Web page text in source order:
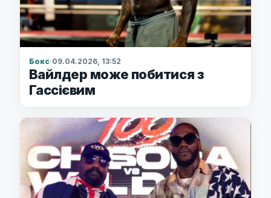
Бокс·09.04.2026, 13:52
Вайлдер може побитися з
Гассієвим